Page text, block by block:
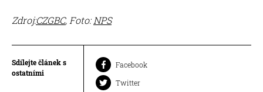
Zdroj:CZGBC, Foto: NPS
Sdílejte článek s
ostatními
Facebook
Twitter